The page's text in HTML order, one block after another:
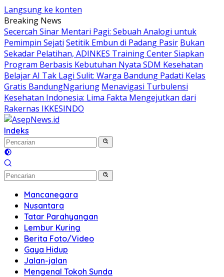
Langsung ke konten
Breaking News
Secercah Sinar Mentari Pagi: Sebuah Analogi untuk
Pemimpin Sejati Setitik Embun di Padang Pasir Bukan
Sekadar Pelatihan, ADINKES Training Center Siapkan
Program Berbasis Kebutuhan Nyata SDM Kesehatan
Belajar AI Tak Lagi Sulit: Warga Bandung Padati Kelas
Gratis BandungNgariung Menavigasi Turbulensi
Kesehatan Indonesia: Lima Fakta Mengejutkan dari
Rakernas IKKESINDO
Indeks
Mancanegara
Nusantara
Tatar Parahyangan
Lembur Kuring
Berita Foto/Video
Gaya Hidup
Jalan-jalan
Mengenal Tokoh Sunda